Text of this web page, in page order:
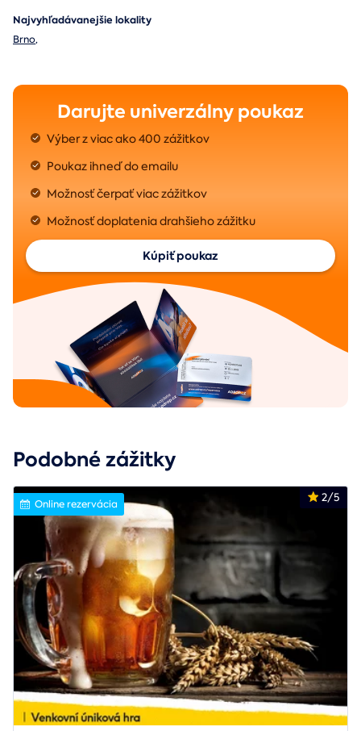
Najvyhľadávanejšie lokality
Brno,
Darujte univerzálny poukaz
Výber z viac ako 400 zážitkov
Poukaz ihneď do emailu
Možnosť čerpať viac zážitkov
Možnosť doplatenia drahšieho zážitku
Kúpiť poukaz
Podobné zážitky
2/5
Online rezervácia